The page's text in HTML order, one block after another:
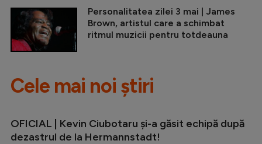
Personalitatea zilei 3 mai | James
Brown, artistul care a schimbat
ritmul muzicii pentru totdeauna
Cele mai noi știri
OFICIAL | Kevin Ciubotaru și-a găsit echipă după
dezastrul de la Hermannstadt!